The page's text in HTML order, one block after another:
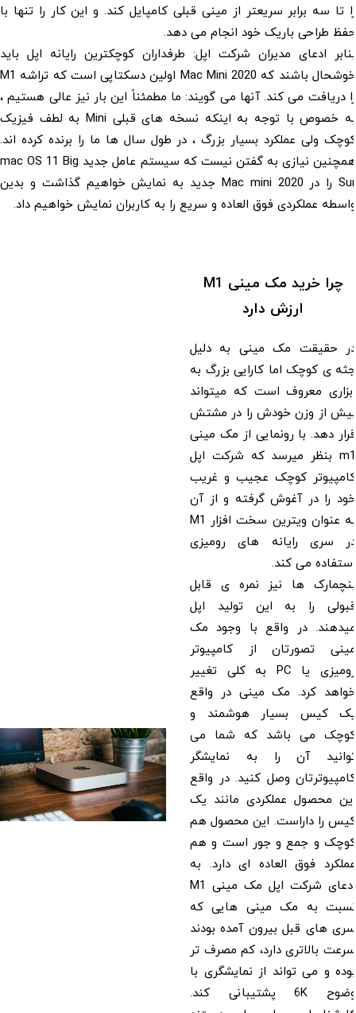
سه برابر سریعتر از مینی قبلی کامپایل کند. و این کار را تنها با
طراحی باریک خود انجام می دهد.
ادعای مدیران شرکت اپل: طرفداران کوچکترین رایانه اپل باید
خوشحال باشند که Mac Mini 2020 اولین دسکتاپی است که تراشه M1
دریافت می کند. آنها می گویند: ما مطمئناً این بار نیز عالی هستیم ،
به خصوص با توجه به اینکه نسخه های قبلی Mini به لطف فیزیک
ولی عملکرد بسیار بزرگ ، در طول سال ها ما را برنده کرده اند.
همچنین نیازی به گفتن نیست که سیستم عامل جدید mac OS 11 Big
Sur را در Mac mini 2020 جدید به نمایش خواهیم گذاشت و بدین
عملکردی فوق العاده و سریع را به کاربران نمایش خواهیم داد.
چرا خرید مک مینی M1
ارزش دارد
حقیقت مک مینی به دلیل
ی کوچک اما کارایی بزرگ به
معروف است که میتواند
از وزن خودش را در مشتش
دهد. با رونمایی از مک مینی
m1 بنظر میرسد که شرکت اپل
کوچک عجیب و غریب
را در آغوش گرفته و از آن
به عنوان ویترین سخت افزار M1
سری رایانه های رومیزی
می کند.
ها نیز نمره ی قابل
را به این تولید اپل
در واقع با وجود مک
تصورتان از کامپیوتر
رومیزی یا PC به کلی تغییر
کرد. مک مینی در واقع
کیس بسیار هوشمند و
می باشد که شما می
آن را به نمایشگر
وصل کنید. در واقع
محصول عملکردی مانند یک
را داراست. این محصول هم
و جمع و جور است و هم
فوق العاده ای دارد. به
ادعای شرکت اپل مک مینی M1
به مک مینی هایی که
های قبل بیرون آمده بودند
بالاتری دارد، کم مصرف تر
و می تواند از نمایشگری با
وضوح 6K پشتیبانی کند.